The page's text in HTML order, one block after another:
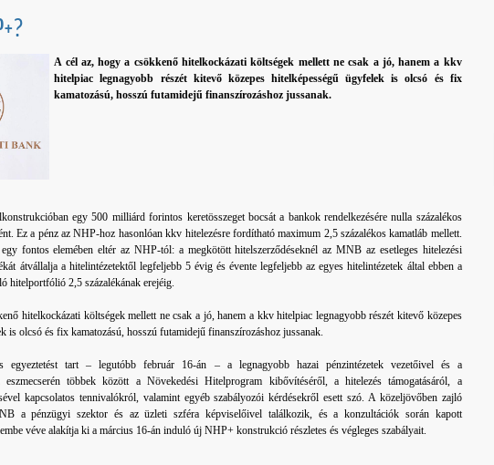
A cél az, hogy a csökkenő hitelkockázati költségek mellett ne csak a jó, hanem a kkv
hitelpiac legnagyobb részét kitevő közepes hitelképességű ügyfelek is olcsó és fix
kamatozású, hosszú futamidejű finanszírozáshoz jussanak.
egy 500 milliárd forintos keretösszeget bocsát a bankok rendelkezésére nulla százalékos
Ez a pénz az NHP-hoz hasonlóan kkv hitelezésre fordítható maximum 2,5 százalékos kamatláb mellett.
fontos elemében eltér az NHP-tól: a megkötött hitelszerződéseknél az MNB az esetleges hitelezési
átvállalja a hitelintézetektől legfeljebb 5 évig és évente legfeljebb az egyes hitelintézetek által ebben a
hitelportfólió 2,5 százalékának erejéig.
hitelkockázati költségek mellett ne csak a jó, hanem a kkv hitelpiac legnagyobb részét kitevő közepes
is olcsó és fix kamatozású, hosszú futamidejű finanszírozáshoz jussanak.
tart – legutóbb február 16-án – a legnagyobb hazai pénzintézetek vezetőivel és a
eszmecserén többek között a Növekedési Hitelprogram kibővítéséről, a hitelezés támogatásáról, a
kapcsolatos tennivalókról, valamint egyéb szabályozói kérdésekről esett szó. A közeljövőben zajló
a pénzügyi szektor és az üzleti szféra képviselőivel találkozik, és a konzultációk során kapott
véve alakítja ki a március 16-án induló új NHP+ konstrukció részletes és végleges szabályait.